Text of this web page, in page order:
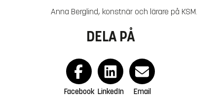
Anna Berglind, konstnär och lärare på KSM.
DELA PÅ
Facebook LinkedIn Email